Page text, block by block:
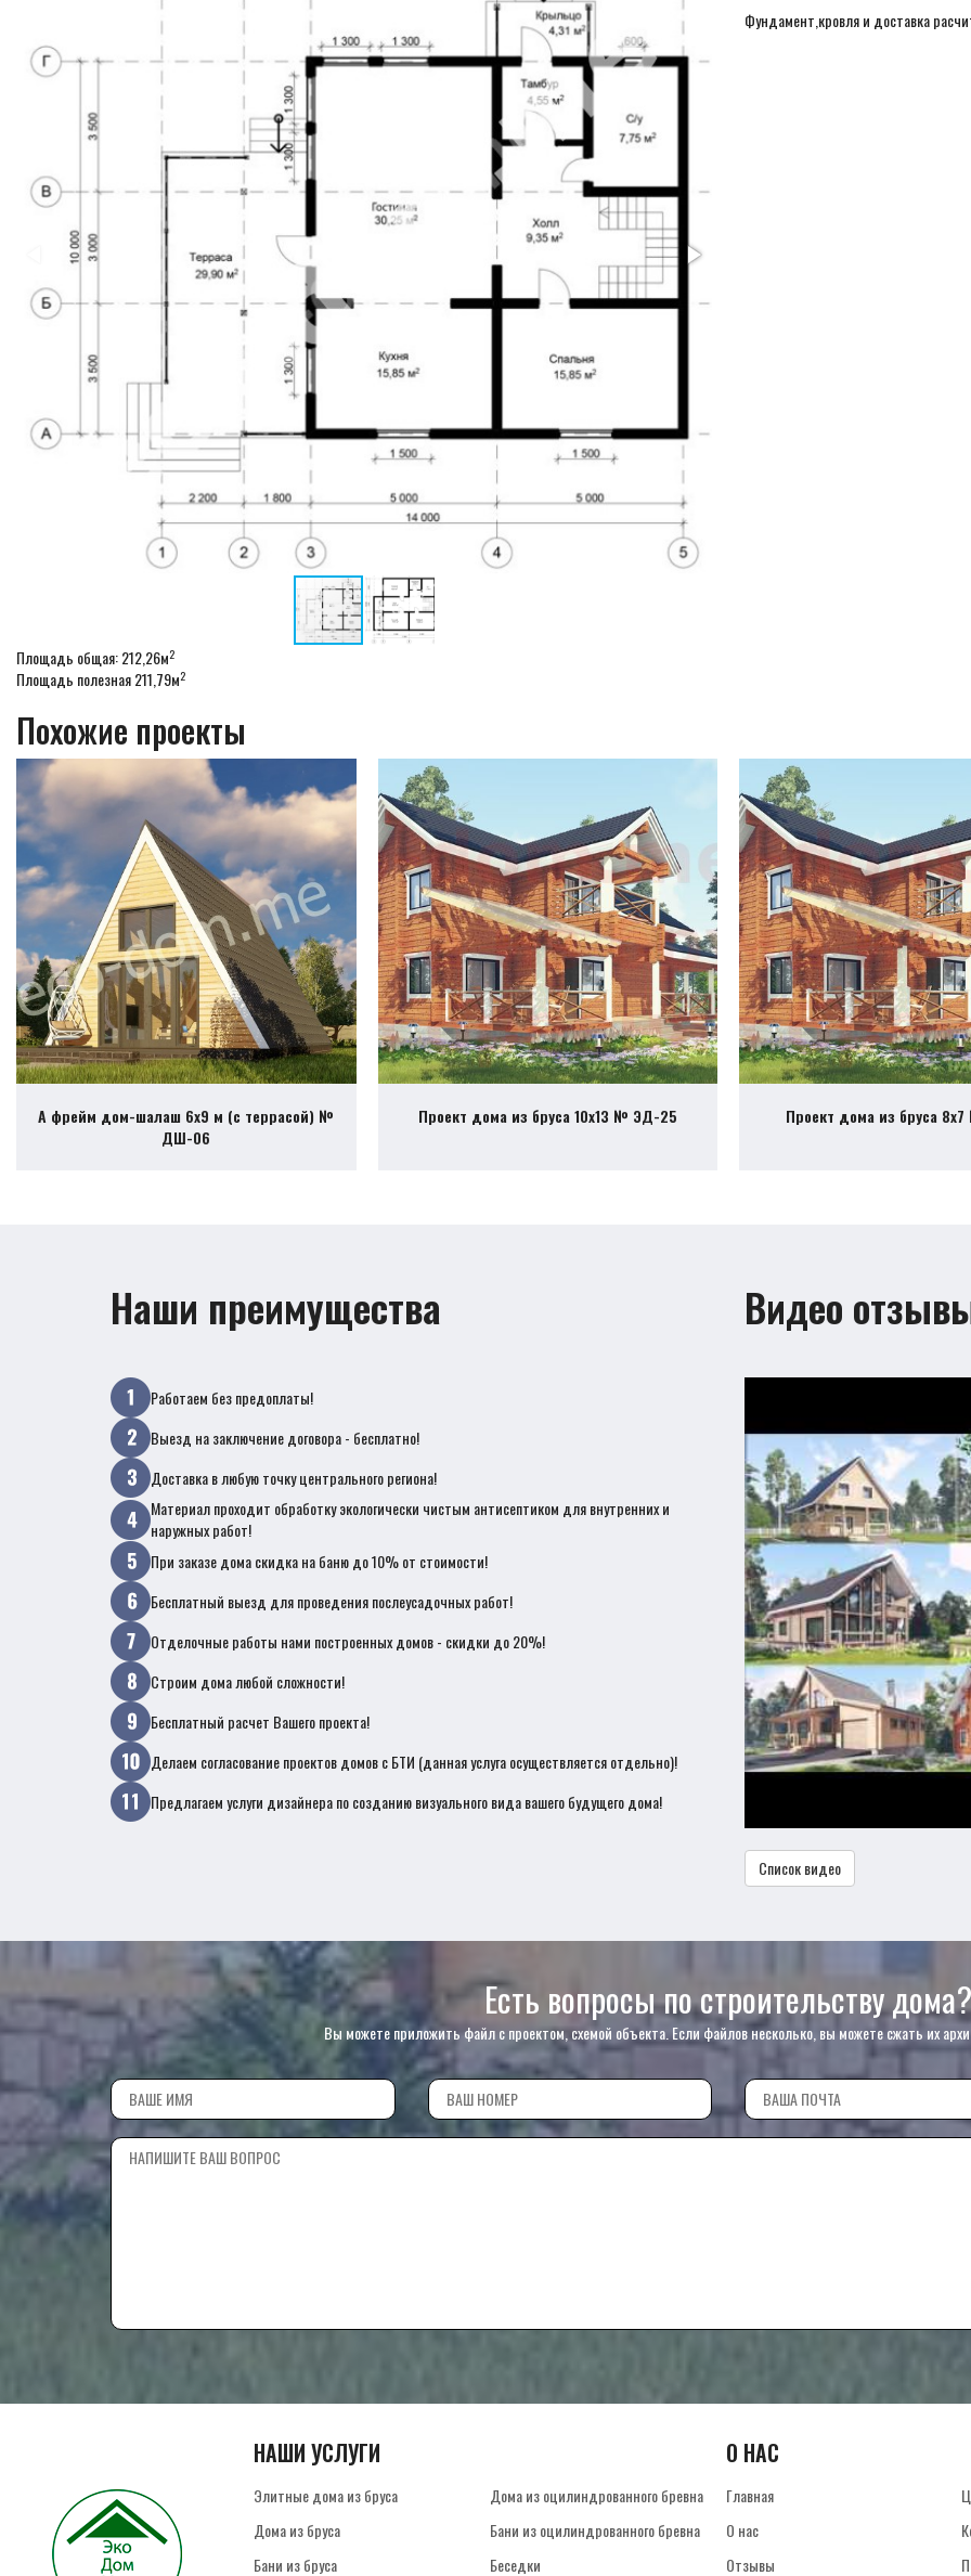
Фундамент,кровля и доставка
Площадь общая: 212,26м2
Площадь полезная 211,79м2
Похожие проекты
А фрейм дом-шалаш 6х9 м (с террасой) №
ДШ-06
Проект дома из бруса 10х13 № ЭД-25 Проект дома из бруса
Наши преимущества
Работаем без предоплаты!
Выезд на заключение договора - бесплатно!
Доставка в любую точку центрального региона!
Материал проходит обработку экологически чистым антисептиком для внутренних и
наружных работ!
При заказе дома скидка на баню до 10% от стоимости!
Бесплатный выезд для проведения послеусадочных работ!
Отделочные работы нами построенных домов - скидки до 20%!
Строим дома любой сложности!
Бесплатный расчет Вашего проекта!
Делаем согласование проектов домов с БТИ (данная услуга осуществляется отдельно)!
Предлагаем услуги дизайнера по созданию визуального вида вашего будущего дома!
Видео
Список видео
Есть вопросы по строительству дома?
Вы можете приложить файл с проектом, схемой объекта. Если файлов несколько, вы можете сжать их
НАШИ УСЛУГИ
Элитные дома из бруса
Дома из бруса
Бани из бруса
Дома из оцилиндрованного бревна
Бани из оцилиндрованного бревна
Беседки
О НАС
Главная
О нас
Отзывы